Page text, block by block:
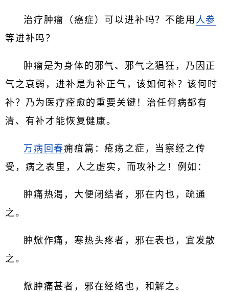
治疗肿瘤（癌症）可以进补吗？不能用 人参
等进补吗？
肿瘤是为身体的邪气、邪气之猖狂，乃因正
气之衰弱，进补是为补正气，该如何补？该何时
补？乃为医疗痊愈的重要关键！治任何病都有
清、有补才能恢复健康。
万病回春痈疽篇：疮疡之症，当察经之传
受，病之表里，人之虚实，而攻补之！例如：
肿痛热渴，大便闭结者，邪在内也，疏通
之。
肿焮作痛，寒热头疼者，邪在表也，宜发散
之。
焮肿痛甚者，邪在经络也，和解之。